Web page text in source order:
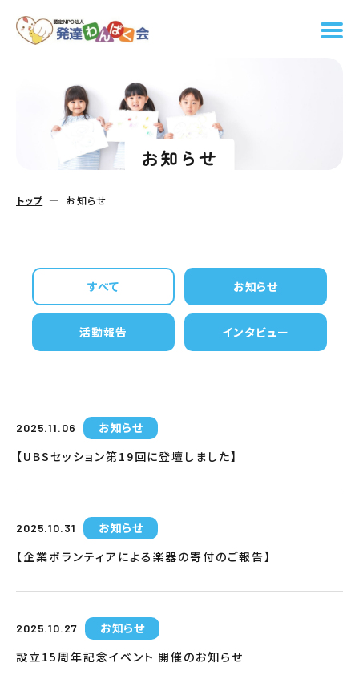
お知らせ
トップ お知らせ
すべて お知らせ
活動報告 インタビュー
2025.11.06
お知らせ
【UBSセッション第19回に登壇しました】
2025.10.31
お知らせ
【企業ボランティアによる楽器の寄付のご報告】
2025.10.27
お知らせ
設立15周年記念イベント 開催のお知らせ